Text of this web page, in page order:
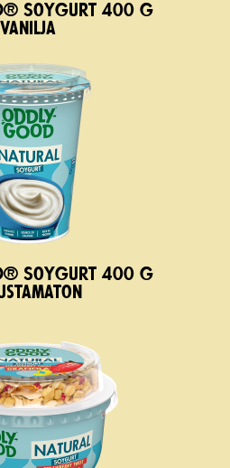
Soygurt 400 g
vanilja
Soygurt 400 g